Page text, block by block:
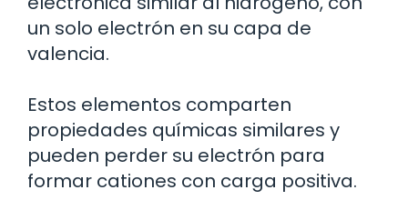
un solo electrón en su capa de
valencia.
Estos elementos comparten
propiedades químicas similares y
pueden perder su electrón para
formar cationes con carga positiva.